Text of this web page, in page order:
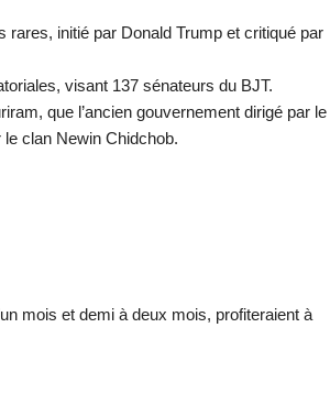
rares, initié par Donald Trump et critiqué par
visant 137 sénateurs du BJT.
que l’ancien gouvernement dirigé par le
clan Newin Chidchob.
mois et demi à deux mois, profiteraient à